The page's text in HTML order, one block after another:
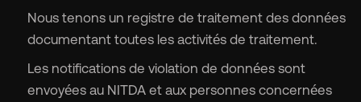
Nous tenons un registre de traitement des données
documentant toutes les activités de traitement.
Les notifications de violation de données sont
envoyées au NITDA et aux personnes concernées